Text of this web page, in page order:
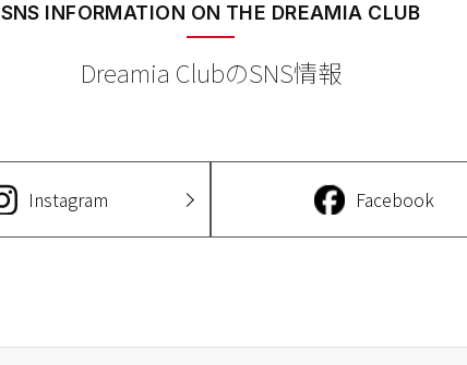
SNS INFORMATION ON THE DREAMIA CLUB
Dreamia ClubのSNS情報
Instagram Facebook